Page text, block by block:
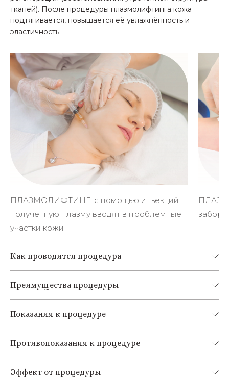
тканей). После процедуры плазмолифтинга кожа
подтягивается, повышается её увлажнённость и
эластичность.
ПЛАЗМОЛИФТИНГ: с помощью инъекций
полученную плазму вводят в проблемные
участки кожи
забор
Как проводится процедура
Преимущества процедуры
Показания к процедуре
Противопоказания к процедуре
Эффект от процедуры